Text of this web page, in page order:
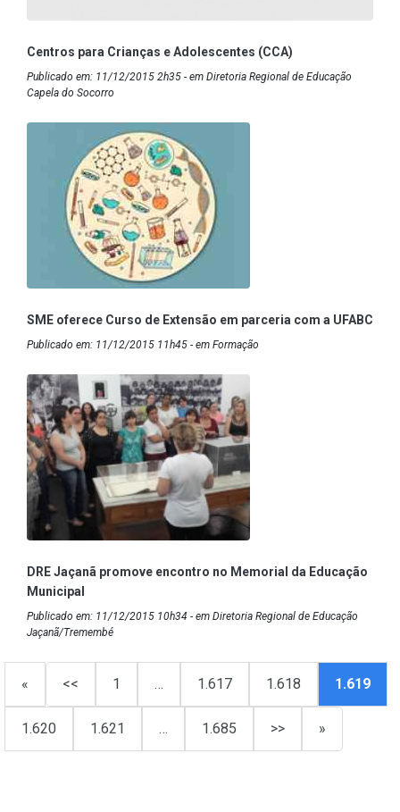
Centros para Crianças e Adolescentes (CCA)
Publicado em: 11/12/2015 2h35 - em Diretoria Regional de Educação
Capela do Socorro
SME oferece Curso de Extensão em parceria com a UFABC
Publicado em: 11/12/2015 11h45 - em Formação
DRE Jaçanã promove encontro no Memorial da Educação
Municipal
Publicado em: 11/12/2015 10h34 - em Diretoria Regional de Educação
Jaçanã/Tremembé
« << 1 … 1.617 1.618 1.619
1.620 1.621 … 1.685 >> »